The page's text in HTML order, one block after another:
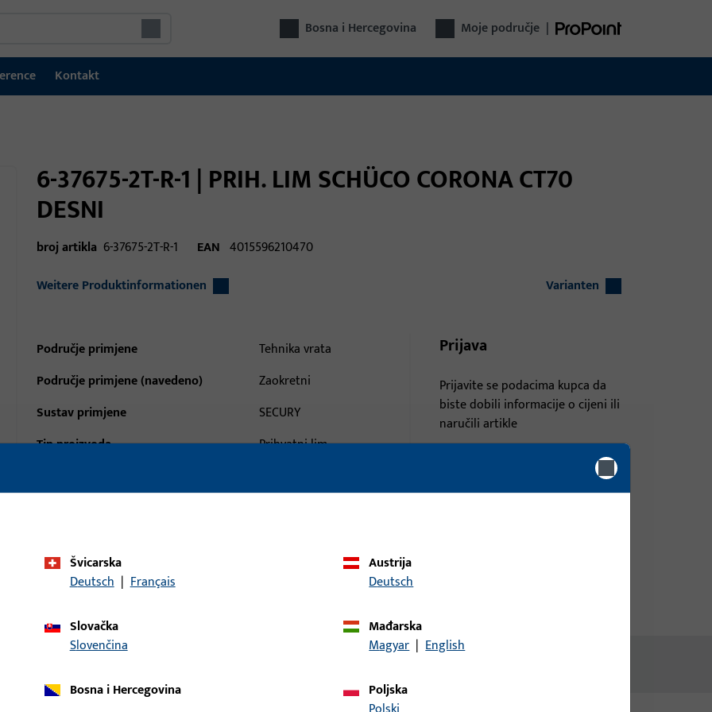
Bosna i Hercegovina Moje područje |
Kontakt
6-37675-2T-R-1 | PRIH. LIM SCHÜCO CORONA CT70
DESNI
broj artikla 6-37675-2T-R-1 EAN 4015596210470
Weitere Produktinformationen
Varianten
Područje primjene
Tehnika vrata
Područje primjene (navedeno)
Zaokretni
Sustav primjene
SECURY
Tip proizvoda
Prihvatni lim
Najmanja jedinica narudžbe
Prijava
Prijavite se podacima kupca da
biste dobili informacije o cijeni ili
naručili artikle
Švicarska
Deutsch | Français
Austrija
Deutsch
Slovačka
Slovenčina
Mađarska
Magyar | English
Bosna i Hercegovina
Poljska